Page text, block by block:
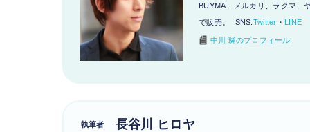
BUYMA、メルカリ、ラクマ、
で販売。 SNS:Twitter ・ LINE
中川 瞬のプロフィール
執筆者 長谷川 ヒロヤ